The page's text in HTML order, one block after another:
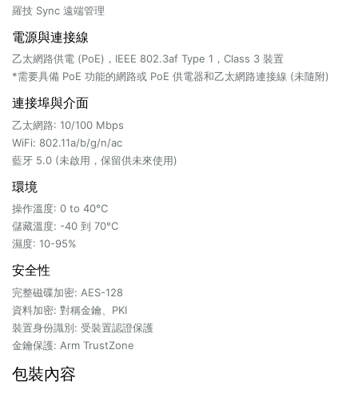
羅技 Sync 遠端管理
電源與連接線
乙太網路供電 (PoE)，IEEE 802.3af Type 1，Class 3 裝置
*需要具備 PoE 功能的網路或 PoE 供電器和乙太網路連接線 (未隨附)
連接埠與介面
乙太網路: 10/100 Mbps
WiFi: 802.11a/b/g/n/ac
藍牙 5.0 (未啟用，保留供未來使用)
環境
操作溫度: 0 to 40°C
儲藏溫度: -40 到 70°C
濕度: 10-95%
安全性
完整磁碟加密: AES-128
資料加密: 對稱金鑰、PKI
裝置身份識別: 受裝置認證保護
金鑰保護: Arm TrustZone
包裝內容